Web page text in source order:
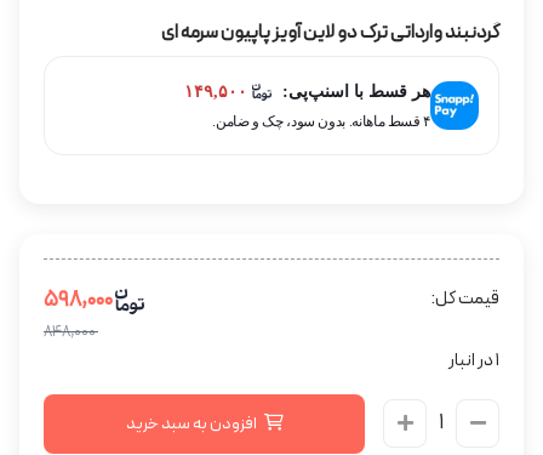
گردنبند وارداتی ترک دو لاین آویز پاپیون سرمه ای
هر قسط با اسنپ‌پی:
۴ قسط ماهانه. بدون سود، چک و ضامن.
قیمت کل:
۸۴۸,۰۰۰
1 در انبار
افزودن به سبد خرید